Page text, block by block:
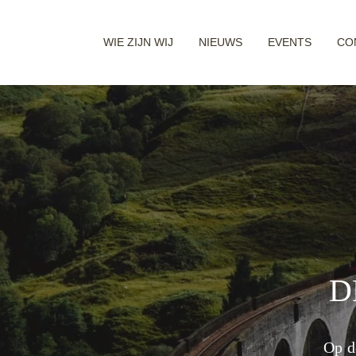
WIE ZIJN WIJ NIEUWS EVENTS
Op